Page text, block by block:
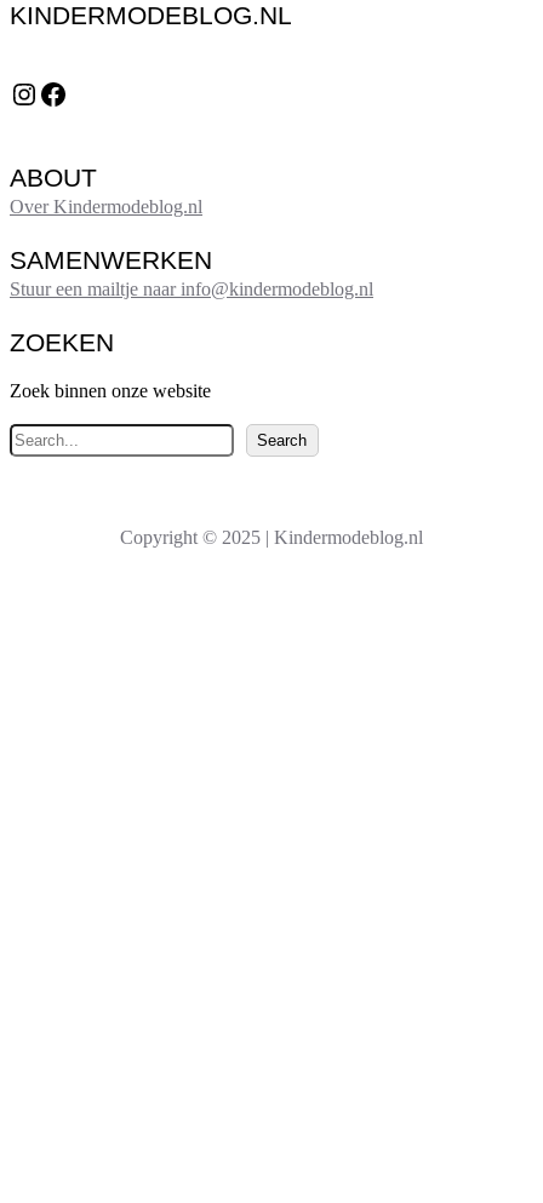
KINDERMODEBLOG.NL
Instagram Facebook
ABOUT
Over Kindermodeblog.nl
SAMENWERKEN
Stuur een mailtje naar info@kindermodeblog.nl
ZOEKEN
Zoek binnen onze website
Z
o
Search
Copyright © 2025 | Kindermodeblog.nl